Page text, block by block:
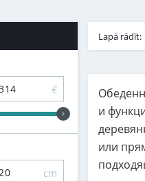
€
cm
Lapā rādīt:
и
или